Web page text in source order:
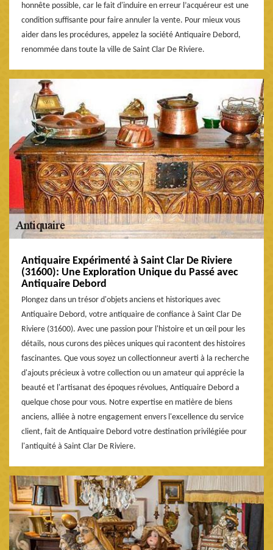
honnête possible, car le fait d'induire en erreur l’acquéreur est une
condition suffisante pour faire annuler la vente. Pour mieux vous
aider dans les procédures, appelez la société Antiquaire Debord,
renommée dans toute la ville de Saint Clar De Riviere.
Antiquaire Expérimenté à Saint Clar De Riviere
(31600): Une Exploration Unique du Passé avec
Antiquaire Debord
Plongez dans un trésor d'objets anciens et historiques avec
Antiquaire Debord, votre antiquaire de confiance à Saint Clar De
Riviere (31600). Avec une passion pour l'histoire et un œil pour les
détails, nous curons des pièces uniques qui racontent des histoires
fascinantes. Que vous soyez un collectionneur averti à la recherche
d'ajouts précieux à votre collection ou un amateur qui apprécie la
beauté et l'artisanat des époques révolues, Antiquaire Debord a
quelque chose pour vous. Notre expertise en matière de biens
anciens, alliée à notre engagement envers l'excellence du service
client, fait de Antiquaire Debord votre destination privilégiée pour
l'antiquité à Saint Clar De Riviere.